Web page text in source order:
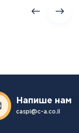
Напише нам
caspi@c-a.co.il